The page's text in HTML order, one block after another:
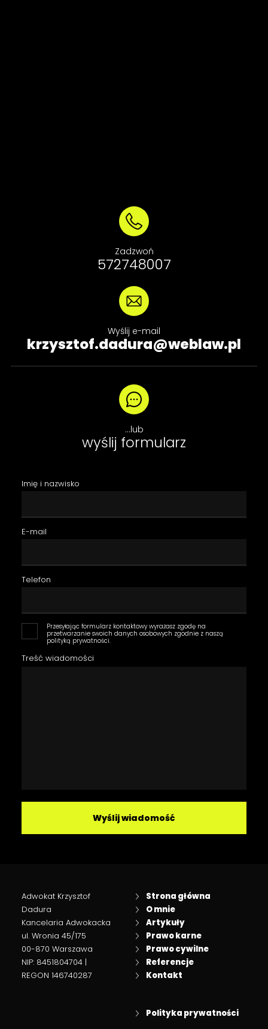
Zadzwoń
572748007
Wyślij e-mail
krzysztof.dadura@weblaw.pl
…lub
wyślij formularz
Imię i nazwisko
E-mail
Telefon
Przesyłając formularz kontaktowy wyrażasz zgodę na
przetwarzanie swoich danych osobowych zgodnie z naszą
polityką prywatności.
Treść wiadomości
Adwokat Krzysztof
Dadura
Kancelaria Adwokacka
ul. Wronia 45/175
00-870 Warszawa
NIP: 8451804704 |
REGON 146740287
Strona główna
O mnie
Artykuły
Prawo karne
Prawo cywilne
Referencje
Kontakt
Polityka prywatności